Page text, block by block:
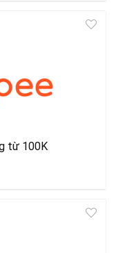
từ 100K